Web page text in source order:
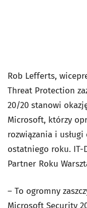
Rob Lefferts,
Threat Protection
20/20 stanowi
Microsoft, którzy
rozwiązania i
ostatniego roku. IT-
Partner Roku
– To ogromny
Microsoft Security